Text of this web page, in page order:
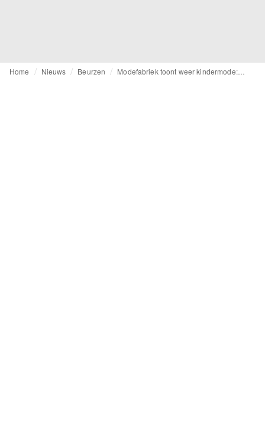
Home Nieuws Beurzen Modefabriek toont weer kindermode: Volwassen identiteit wordt gewaardeerd